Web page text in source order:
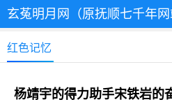
玄菟明月网（原抚顺七千年网
红色记忆
杨靖宇的得力助手宋铁岩的